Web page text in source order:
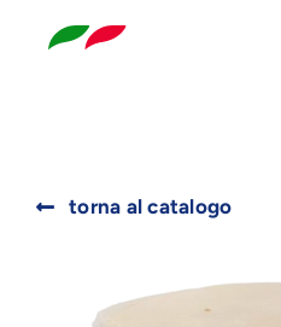
torna al catalogo
for: